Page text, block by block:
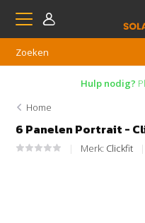
Hulp nodig?
Home
6 Panelen Portrait -
Merk: Clickfit